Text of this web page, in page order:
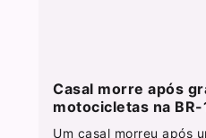
Casal morre após
motocicletas na BR-
Um casal morreu após